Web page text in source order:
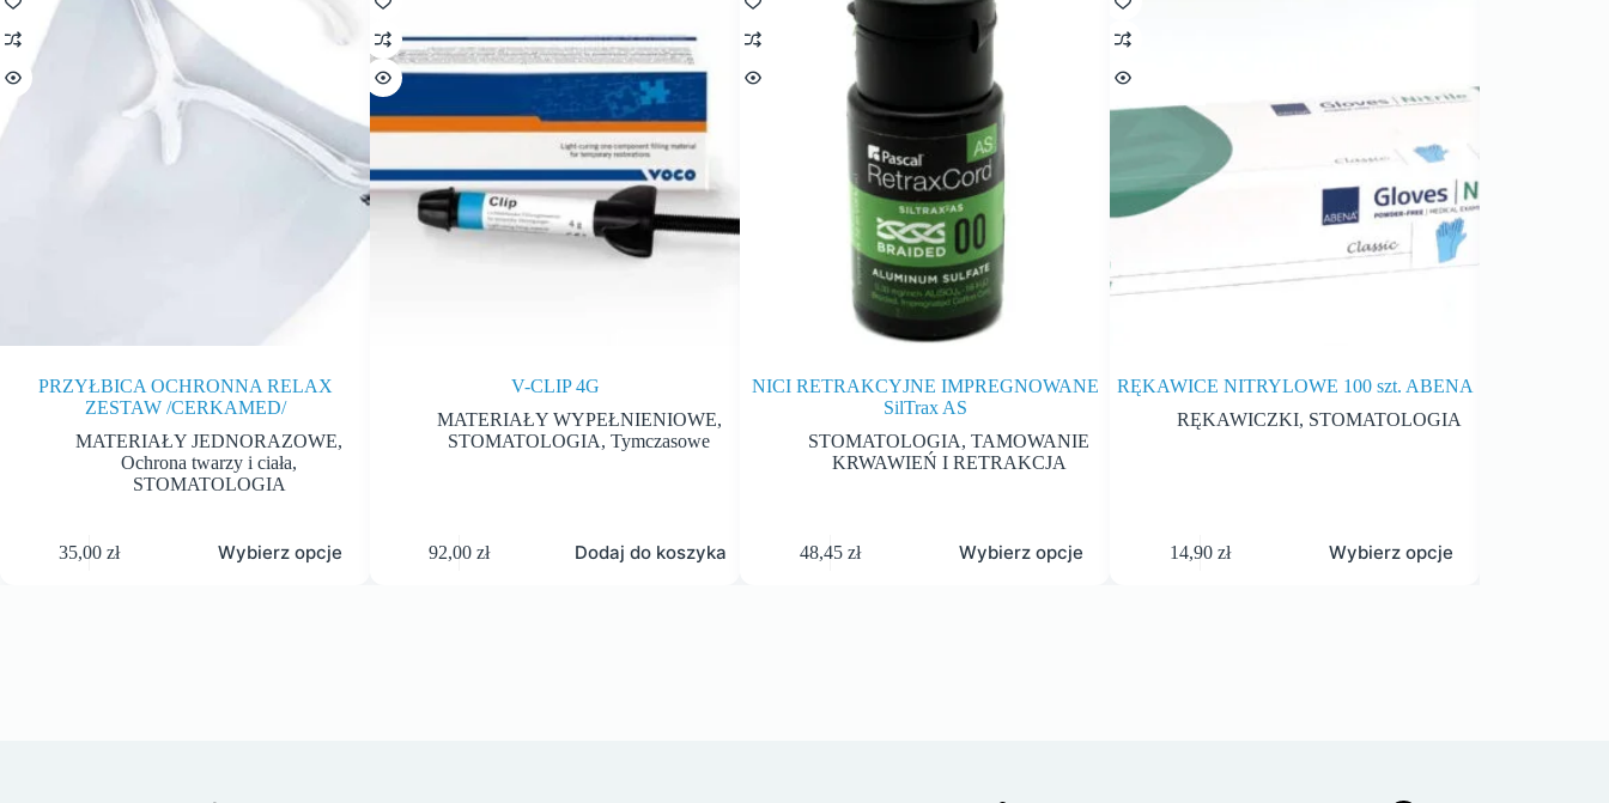
PRZYŁBICA OCHRONNA RELAX
ZESTAW /CERKAMED/
MATERIAŁY JEDNORAZOWE,
Ochrona twarzy i ciała,
STOMATOLOGIA
35,00zł Wybierz opcje
V-CLIP 4G
MATERIAŁY WYPEŁNIENIOWE,
STOMATOLOGIA,Tymczasowe
92,00zł Dodaj do koszyka
NICI RETRAKCYJNE IMPREGNOWANE
SilTrax AS
STOMATOLOGIA,TAMOWANIE
KRWAWIEŃ I RETRAKCJA
48,45 zł Wybierz opcje
RĘKAWICE NITRYLOWE 100 szt. ABENA
RĘKAWICZKI, STOMATOLOGIA
14,90 zł Wybierz opcje